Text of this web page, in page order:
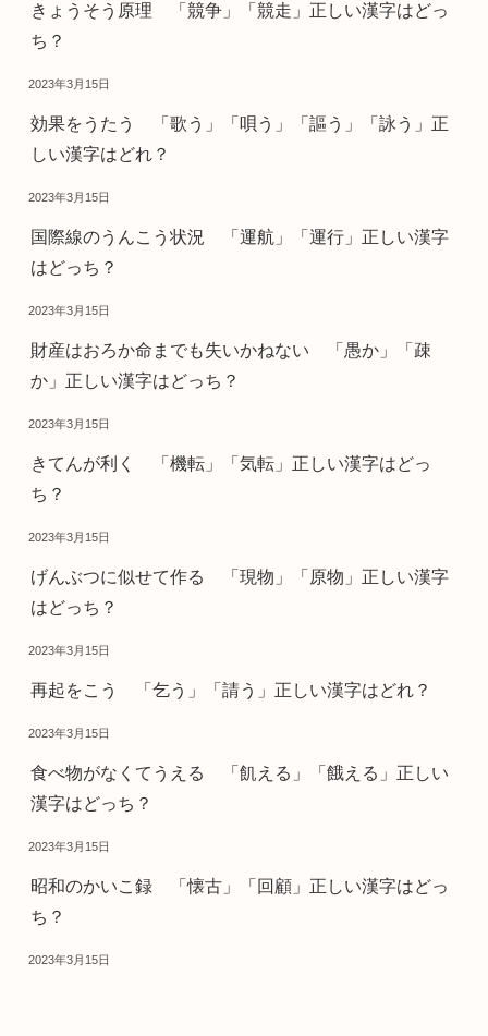
きょうそう原理 「競争」「競走」正しい漢字はどっ
ち？
2023年3月15日
効果をうたう 「歌う」「唄う」「謳う」「詠う」正
しい漢字はどれ？
2023年3月15日
国際線のうんこう状況 「運航」「運行」正しい漢字
はどっち？
2023年3月15日
財産はおろか命までも失いかねない 「愚か」「疎
か」正しい漢字はどっち？
2023年3月15日
きてんが利く 「機転」「気転」正しい漢字はどっ
ち？
2023年3月15日
げんぶつに似せて作る 「現物」「原物」正しい漢字
はどっち？
2023年3月15日
再起をこう 「乞う」「請う」正しい漢字はどれ？
2023年3月15日
食べ物がなくてうえる 「飢える」「餓える」正しい
漢字はどっち？
2023年3月15日
昭和のかいこ録 「懐古」「回顧」正しい漢字はどっ
ち？
2023年3月15日